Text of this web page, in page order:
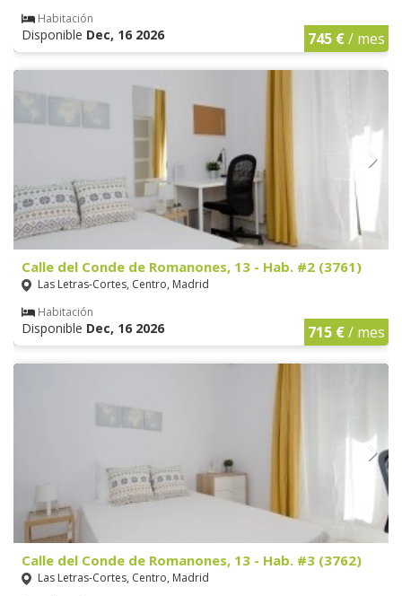
Habitación
Disponible Dec, 16 2026 745 €/ mes
Calle del Conde de Romanones, 13 - Hab. #2 (3761)
Las Letras-Cortes, Centro, Madrid
Habitación
Disponible Dec, 16 2026 715 €/ mes
Calle del Conde de Romanones, 13 - Hab. #3 (3762)
Las Letras-Cortes, Centro, Madrid